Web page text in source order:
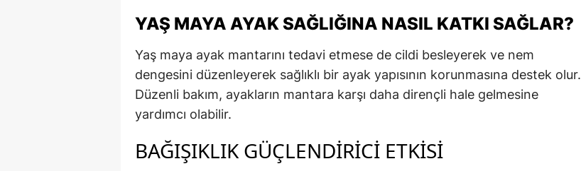
YAŞ MAYA AYAK SAĞLIĞINA NASIL KATKI SAĞLAR?
Yaş maya ayak mantarını tedavi etmese de cildi besleyerek ve nem
dengesini düzenleyerek sağlıklı bir ayak yapısının korunmasına destek olur.
Düzenli bakım, ayakların mantara karşı daha dirençli hale gelmesine
yardımcı olabilir.
BAĞIŞIKLIK GÜÇLENDIRICI ETKISI